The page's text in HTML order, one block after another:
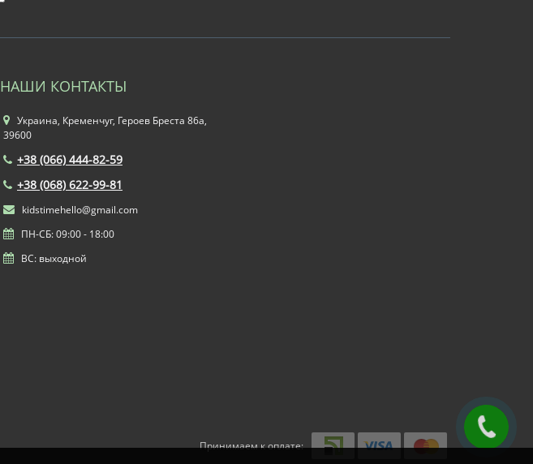
НАШИ КОНТАКТЫ
Украина, Кременчуг, Героев Бреста 86а,
39600
+38 (066) 444-82-59
+38 (068) 622-99-81
kidstimehello@gmail.com
ПН-СБ: 09:00 - 18:00
ВС: выходной
Принимаем к оплате: